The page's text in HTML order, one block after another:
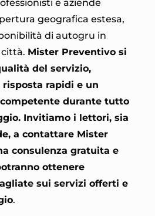
e aziende
geografica estesa,
di autogru in
città. Mister Preventivo si
del servizio,
rapidi e un
durante tutto
Invitiamo i lettori, sia
a contattare Mister
consulenza gratuita e
ottenere
sui servizi offerti e
.